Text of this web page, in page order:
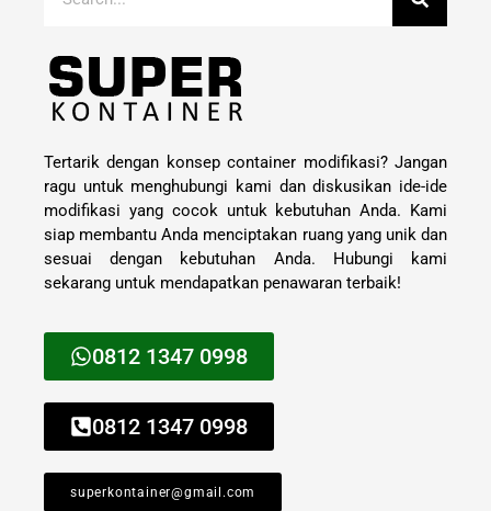
Tertarik dengan konsep container modifikasi? Jangan
ragu untuk menghubungi kami dan diskusikan ide-ide
modifikasi yang cocok untuk kebutuhan Anda. Kami
siap membantu Anda menciptakan ruang yang unik dan
sesuai dengan kebutuhan Anda. Hubungi kami
sekarang untuk mendapatkan penawaran terbaik!
0812 1347 0998
0812 1347 0998
superkontainer@gmail.com